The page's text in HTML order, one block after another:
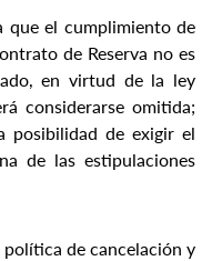
que el cumplimiento de
de Reserva no es
en virtud de la ley
considerarse omitida;
posibilidad de exigir el
de las estipulaciones
de cancelación y